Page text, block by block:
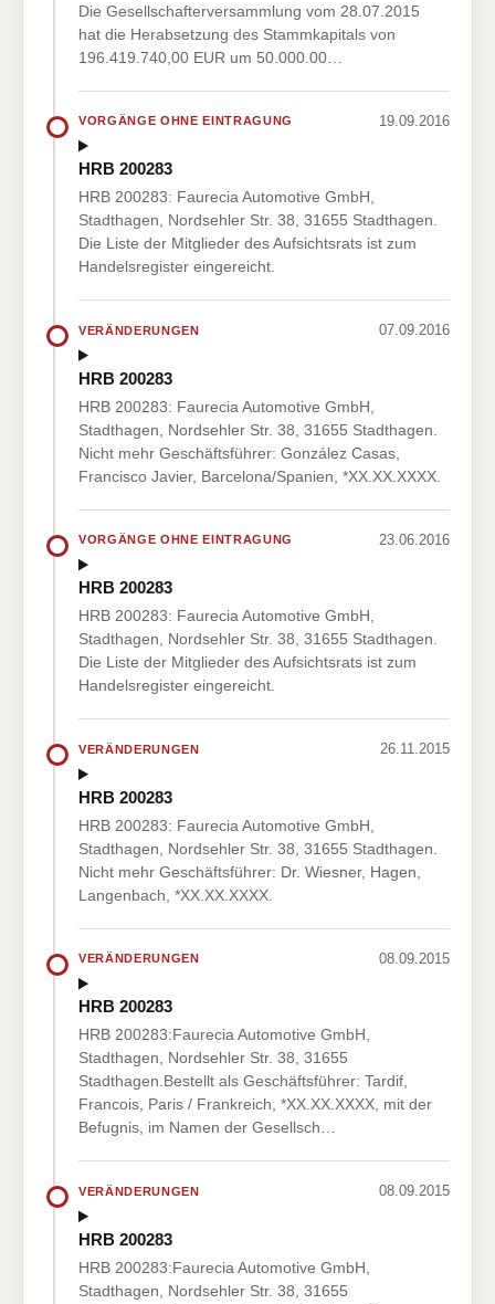
Die Gesellschafterversammlung vom 28.07.2015
hat die Herabsetzung des Stammkapitals von
196.419.740,00 EUR um 50.000.00…
VORGÄNGE OHNE EINTRAGUNG 19.09.2016
HRB 200283
HRB 200283: Faurecia Automotive GmbH,
Stadthagen, Nordsehler Str. 38, 31655 Stadthagen.
Die Liste der Mitglieder des Aufsichtsrats ist zum
Handelsregister eingereicht.
VERÄNDERUNGEN 07.09.2016
HRB 200283
HRB 200283: Faurecia Automotive GmbH,
Stadthagen, Nordsehler Str. 38, 31655 Stadthagen.
Nicht mehr Geschäftsführer: González Casas,
Francisco Javier, Barcelona/Spanien, *XX.XX.XXXX.
VORGÄNGE OHNE EINTRAGUNG 23.06.2016
HRB 200283
HRB 200283: Faurecia Automotive GmbH,
Stadthagen, Nordsehler Str. 38, 31655 Stadthagen.
Die Liste der Mitglieder des Aufsichtsrats ist zum
Handelsregister eingereicht.
VERÄNDERUNGEN 26.11.2015
HRB 200283
HRB 200283: Faurecia Automotive GmbH,
Stadthagen, Nordsehler Str. 38, 31655 Stadthagen.
Nicht mehr Geschäftsführer: Dr. Wiesner, Hagen,
Langenbach, *XX.XX.XXXX.
VERÄNDERUNGEN 08.09.2015
HRB 200283
HRB 200283:Faurecia Automotive GmbH,
Stadthagen, Nordsehler Str. 38, 31655
Stadthagen.Bestellt als Geschäftsführer: Tardif,
Francois, Paris / Frankreich, *XX.XX.XXXX, mit der
Befugnis, im Namen der Gesellsch…
VERÄNDERUNGEN 08.09.2015
HRB 200283
HRB 200283:Faurecia Automotive GmbH,
Stadthagen, Nordsehler Str. 38, 31655